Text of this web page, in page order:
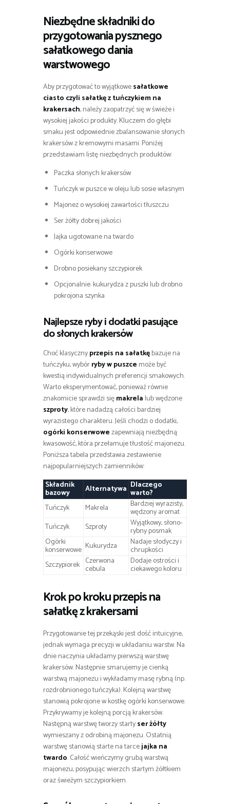
Niezbędne składniki do
przygotowania pysznego
sałatkowego dania
warstwowego
Aby przygotować to wyjątkowesałatkowe
ciasto czyli sałatkę z tuńczykiem na
krakersach, należy zaopatrzyć się w świeże i
wysokiej jakości produkty. Kluczem do głębi
smaku jest odpowiednie zbalansowanie słonych
krakersów z kremowymi masami. Poniżej
przedstawiam listę niezbędnych produktów:
Paczka słonych krakersów
Tuńczyk w puszce w oleju lub sosie własnym
Majonez o wysokiej zawartości tłuszczu
Ser żółty dobrej jakości
Jajka ugotowane na twardo
Ogórki konserwowe
Drobno posiekany szczypiorek
Opcjonalnie: kukurydza z puszki lub drobno
pokrojona szynka
Najlepsze ryby i dodatki pasujące
do słonych krakersów
Choć klasycznyprzepis na sałatkębazuje na
tuńczyku, wybórryby w puszce może być
kwestią indywidualnych preferencji smakowych.
Warto eksperymentować, ponieważ równie
znakomicie sprawdzi sięmakrela lub wędzone
szproty, które nadadzą całości bardziej
wyrazistego charakteru. Jeśli chodzi o dodatki,
ogórki konserwowezapewniają niezbędną
kwasowość, która przełamuje tłustość majonezu.
Poniższa tabela przedstawia zestawienie
najpopularniejszych zamienników:
Składnik
bazowy Alternatywa Dlaczego
warto?
Tuńczyk
Makrela Bardziej wyrazisty,
wędzony aromat
Tuńczyk
Szproty Wyjątkowy, słono-
rybny posmak
Ogórki
konserwowe Kukurydza Nadaje słodyczy i
chrupkości
Szczypiorek Czerwona
cebula
Dodaje ostrości i
ciekawego koloru
Krok po kroku przepis na
sałatkę z krakersami
Przygotowanie tej przekąski jest dość intuicyjne,
jednak wymaga precyzji w układaniu warstw. Na
dnie naczynia układamy pierwszą warstwę
krakersów. Następnie smarujemy je cienką
warstwą majonezu i wykładamy masę rybną (np.
rozdrobnionego tuńczyka). Kolejną warstwę
stanowią pokrojone w kostkę ogórki konserwowe.
Przykrywamy je kolejną porcją krakersów.
Następną warstwę tworzy startyser żółty
wymieszany z odrobiną majonezu. Ostatnią
warstwę stanowią starte na tarcejajka na
twardo. Całość wieńczymy grubą warstwą
majonezu, posypując wierzch startym żółtkiem
oraz świeżym szczypiorkiem.